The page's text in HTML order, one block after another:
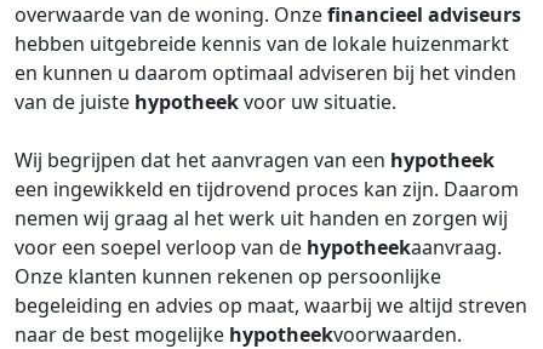
overwaarde van de woning. Onzefinancieel adviseurs
hebben uitgebreide kennis van de lokale huizenmarkt
en kunnen u daarom optimaal adviseren bij het vinden
van de juiste hypotheekvoor uw situatie.
Wij begrijpen dat het aanvragen van een hypotheek
een ingewikkeld en tijdrovend proces kan zijn. Daarom
nemen wij graag al het werk uit handen en zorgen wij
voor een soepel verloop van de hypotheekaanvraag.
Onze klanten kunnen rekenen op persoonlijke
begeleiding en advies op maat, waarbij we altijd streven
naar de best mogelijke hypotheekvoorwaarden.